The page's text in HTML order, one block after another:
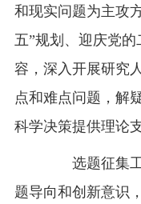
和现实问题为主攻
五”规划、迎庆党
容，深入开展研究
点和难点问题，解
科学决策提供理论
选题征集
题导向和创新意识